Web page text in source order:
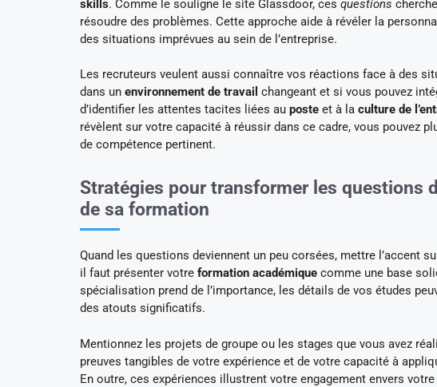
skills. Comme le souligne le site Glassdoor, ces questions
résoudre des problèmes. Cette approche aide à révéler la
des situations imprévues au sein de l’entreprise.
Les recruteurs veulent aussi connaître vos réactions face à des
dans un environnement de travail changeant et si vous pouvez
d’identifier les attentes tacites liées au poste et à la culture de
révèlent sur votre capacité à réussir dans ce cadre, vous pouvez
de compétence pertinent.
Stratégies pour transformer les questions
de sa formation
Quand les questions deviennent un peu corsées, mettre l’accent
il faut présenter votre formation académique comme une base
spécialisation prend de l’importance, les détails de vos études
des atouts significatifs.
Mentionnez les projets de groupe ou les stages que vous avez
preuves tangibles de votre expérience et de votre capacité à
En outre, ces expériences illustrent votre engagement envers